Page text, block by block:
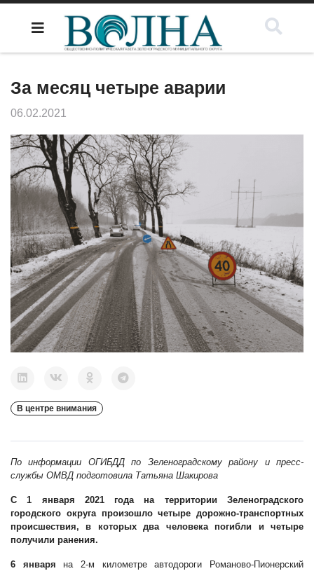
За месяц четыре аварии
06.02.2021
В центре внимания
По информации ОГИБДД по Зеленоградскому району и пресс-
службы ОМВД подготовила Татьяна Шакирова
С 1 января 2021 года на территории Зеленоградского
городского округа произошло четыре дорожно-транспортных
происшествия, в которых два человека погибли и четыре
получили ранения.
6 января на 2-м километре автодороги Романово-Пионерский